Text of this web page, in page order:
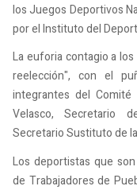
los Juegos Deportivos
por el Instituto del
La euforia contagio a
reelección", con el
integrantes del Comité
Velasco, Secretario
Secretario Sustituto de
Los deportistas que
de Trabajadores de